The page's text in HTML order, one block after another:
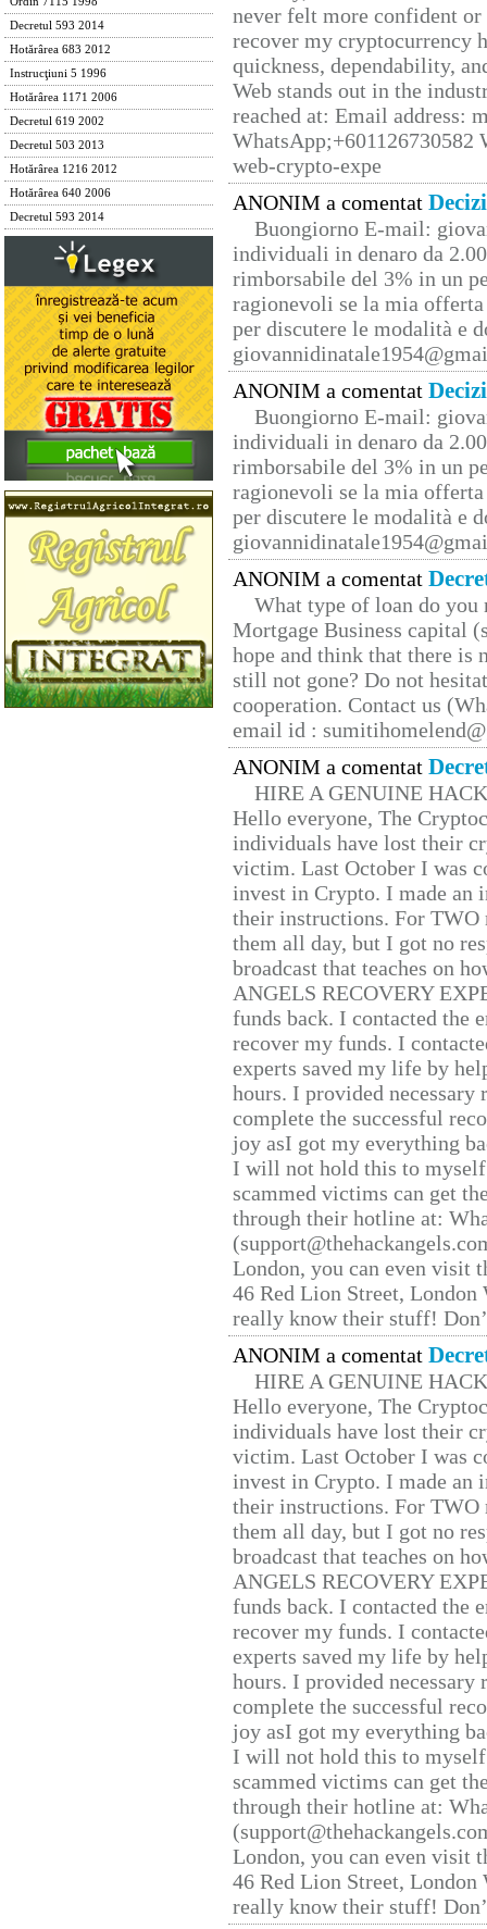
Decretul 593 2014
Hotărârea 683 2012
Instrucţiuni 5 1996
Hotărârea 1171 2006
Decretul 619 2002
Decretul 503 2013
Hotărârea 1216 2012
Hotărârea 640 2006
Decretul 593 2014
never felt more confident
recover my cryptocurrency
quickness, dependability,
Web stands out in the
reached at: Email address:
web-crypto-expe
ANONIM a comentat
Buongiorno E-mail:
individuali in denaro da
rimborsabile del 3% in un
ragionevoli se la mia
per discutere le modalità e
ANONIM a comentat
Buongiorno E-mail:
individuali in denaro da
rimborsabile del 3% in un
ragionevoli se la mia
per discutere le modalità e
ANONIM a comentat
What type of loan do you
Mortgage Business capital
hope and think that there is
still not gone? Do not
cooperation. Contact us
email id :
ANONIM a comentat
HIRE A GENUINE
Hello everyone, The
individuals have lost their
victim. Last October I was
invest in Crypto. I made
their instructions. For TWO
them all day, but I got no
broadcast that teaches on
ANGELS RECOVERY
funds back. I contacted the
recover my funds. I
experts saved my life by
hours. I provided
complete the successful
joy asI got my everything
I will not hold this to
scammed victims can get
through their hotline at:
London, you can even visit
46 Red Lion Street, London
really know their stuff!
ANONIM a comentat
HIRE A GENUINE
Hello everyone, The
individuals have lost their
victim. Last October I was
invest in Crypto. I made
their instructions. For TWO
them all day, but I got no
broadcast that teaches on
ANGELS RECOVERY
funds back. I contacted the
recover my funds. I
experts saved my life by
hours. I provided
complete the successful
joy asI got my everything
I will not hold this to
scammed victims can get
through their hotline at:
London, you can even visit
46 Red Lion Street, London
really know their stuff!